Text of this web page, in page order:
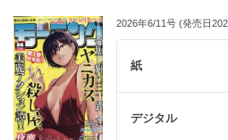
2026年6/11号 (発売日
紙
デジタル